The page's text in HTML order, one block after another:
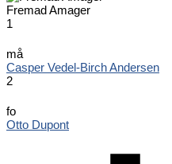
Fremad Amager
1
må
Casper Vedel-Birch Andersen
2
fo
Otto Dupont